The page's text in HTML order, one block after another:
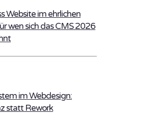
Website im ehrlichen
wen sich das CMS 2026
im Webdesign:
statt Rework